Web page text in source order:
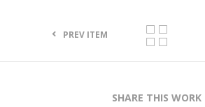
PREV ITEM
SHARE THIS WORK